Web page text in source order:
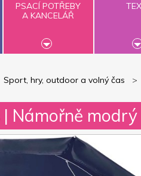
PSACÍ POTŘEBY
A KANCELÁŘ
Sport, hry, outdoor a volný čas
| Námořně